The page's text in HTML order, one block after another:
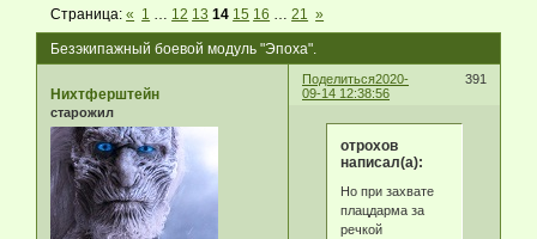
Безэкипажный боевой модуль "Эпоха".
Страница:« 1 12 13 14 15 16 21 »
Поделиться 391
2020-
09-14 12:38:56
Нихтферштейн
старожил
отрохов
написал(а):
Но при захвате
плацдарма за
речкой